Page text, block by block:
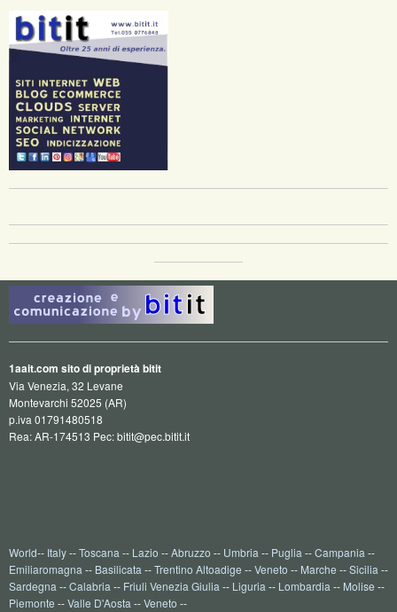
1aait.com sito di proprietà bitit
Via Venezia, 32 Levane
Montevarchi 52025 (AR)
p.iva 01791480518
Rea: AR-174513 Pec: bitit@pec.bitit.it
World-- Italy--Toscana -- Lazio --Abruzzo -- Umbria -- Puglia --Campania --
Emiliaromagna -- Basilicata --Trentino Altoadige --Veneto -- Marche --Sicilia --
Sardegna --Calabria -- Friuli Venezia Giulia -- Liguria -- Lombardia -- Molise --
Piemonte --Valle D'Aosta --Veneto --